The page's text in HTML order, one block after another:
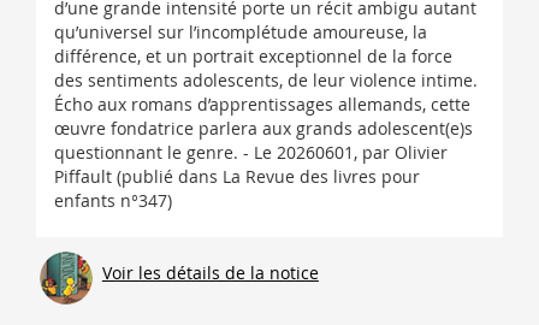
d’une grande intensité porte un récit ambigu autant
qu’universel sur l’incomplétude amoureuse, la
différence, et un portrait exceptionnel de la force
des sentiments adolescents, de leur violence intime.
Écho aux romans d’apprentissages allemands, cette
œuvre fondatrice parlera aux grands adolescent(e)s
questionnant le genre. - Le 20260601, par Olivier
Piffault (publié dans La Revue des livres pour
enfants n°347)
Voir les détails de la notice